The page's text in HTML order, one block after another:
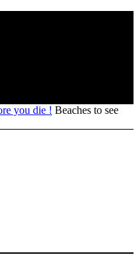
Beaches to see